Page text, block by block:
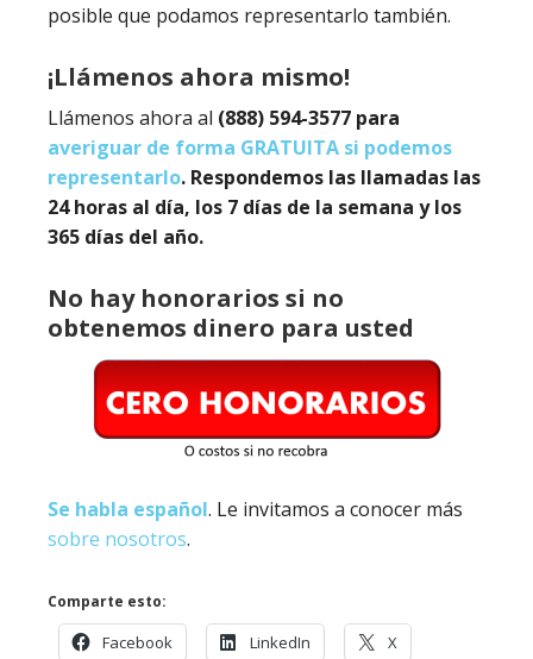
posible que podamos representarlo también.
¡Llámenos ahora mismo!
Llámenos ahora al (888) 594-3577 para
averiguar de forma GRATUITA si podemos
representarlo. Respondemos las llamadas las
24 horas al día, los 7 días de la semana y los
365 días del año.
No hay honorarios si no
obtenemos dinero para usted
Se habla español. Le invitamos a conocer más
sobre nosotros.
Comparte esto:
Facebook LinkedIn X